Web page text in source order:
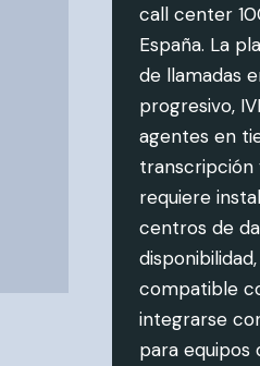
call center
España. La
de llamadas
progresivo,
agentes en
transcripción
requiere
centros de
compatible
integrarse
para